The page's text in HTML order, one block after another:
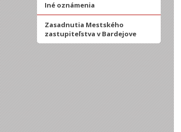
Iné oznámenia
Zasadnutia Mestského
zastupiteľstva v Bardejove